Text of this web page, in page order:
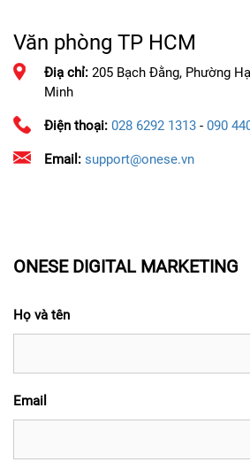
Văn phòng TP HCM
Điạ chỉ: 205 Bạch Đằng, Phường
Minh
Điện thoại: 028 6292 1313 - 090
Email: support@onese.vn
ONESE DIGITAL MARKETING
Họ và tên
Email